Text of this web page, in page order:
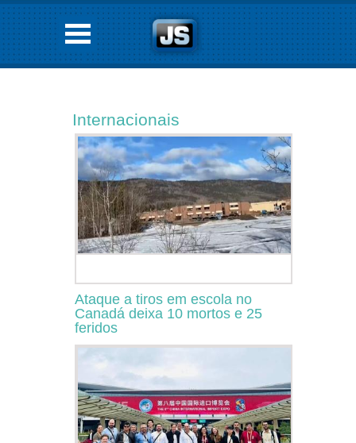
Internacionais
Ataque a tiros em escola no
Canadá deixa 10 mortos e 25
feridos